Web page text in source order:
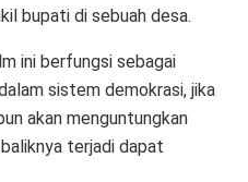
bupati di sebuah desa.
ini berfungsi sebagai
sistem demokrasi, jika
akan menguntungkan
terjadi dapat